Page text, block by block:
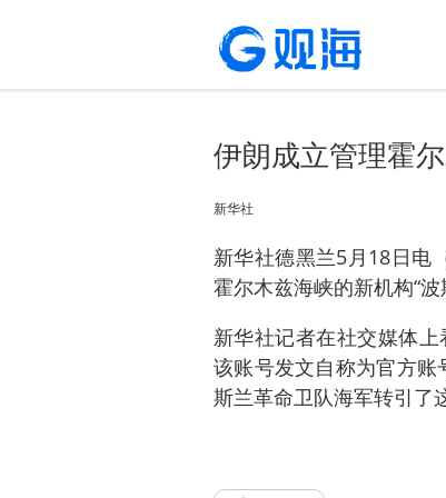
伊朗成立管理霍
新华社
新华社德黑兰5月18日
霍尔木兹海峡的新机构“波
新华社记者在社交媒体上
该账号发文自称为官方
斯兰革命卫队海军转引了